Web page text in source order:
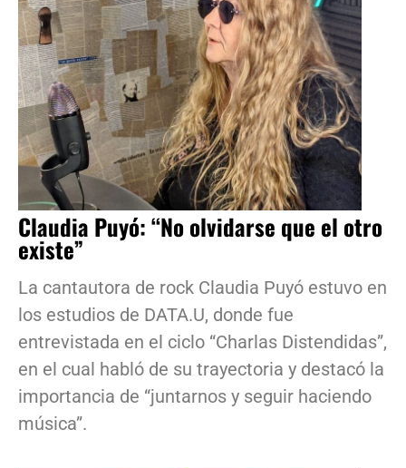
Claudia Puyó: “No olvidarse que el otro
existe”
La cantautora de rock Claudia Puyó estuvo en
los estudios de DATA.U, donde fue
entrevistada en el ciclo “Charlas Distendidas”,
en el cual habló de su trayectoria y destacó la
importancia de “juntarnos y seguir haciendo
música”.